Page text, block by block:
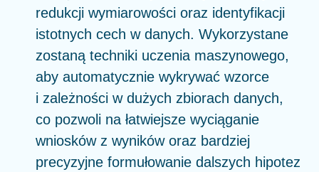
redukcji wymiarowości oraz identyfikacji
istotnych cech w danych. Wykorzystane
zostaną techniki uczenia maszynowego,
aby automatycznie wykrywać wzorce
i zależności w dużych zbiorach danych,
co pozwoli na łatwiejsze wyciąganie
wniosków z wyników oraz bardziej
precyzyjne formułowanie dalszych hipotez